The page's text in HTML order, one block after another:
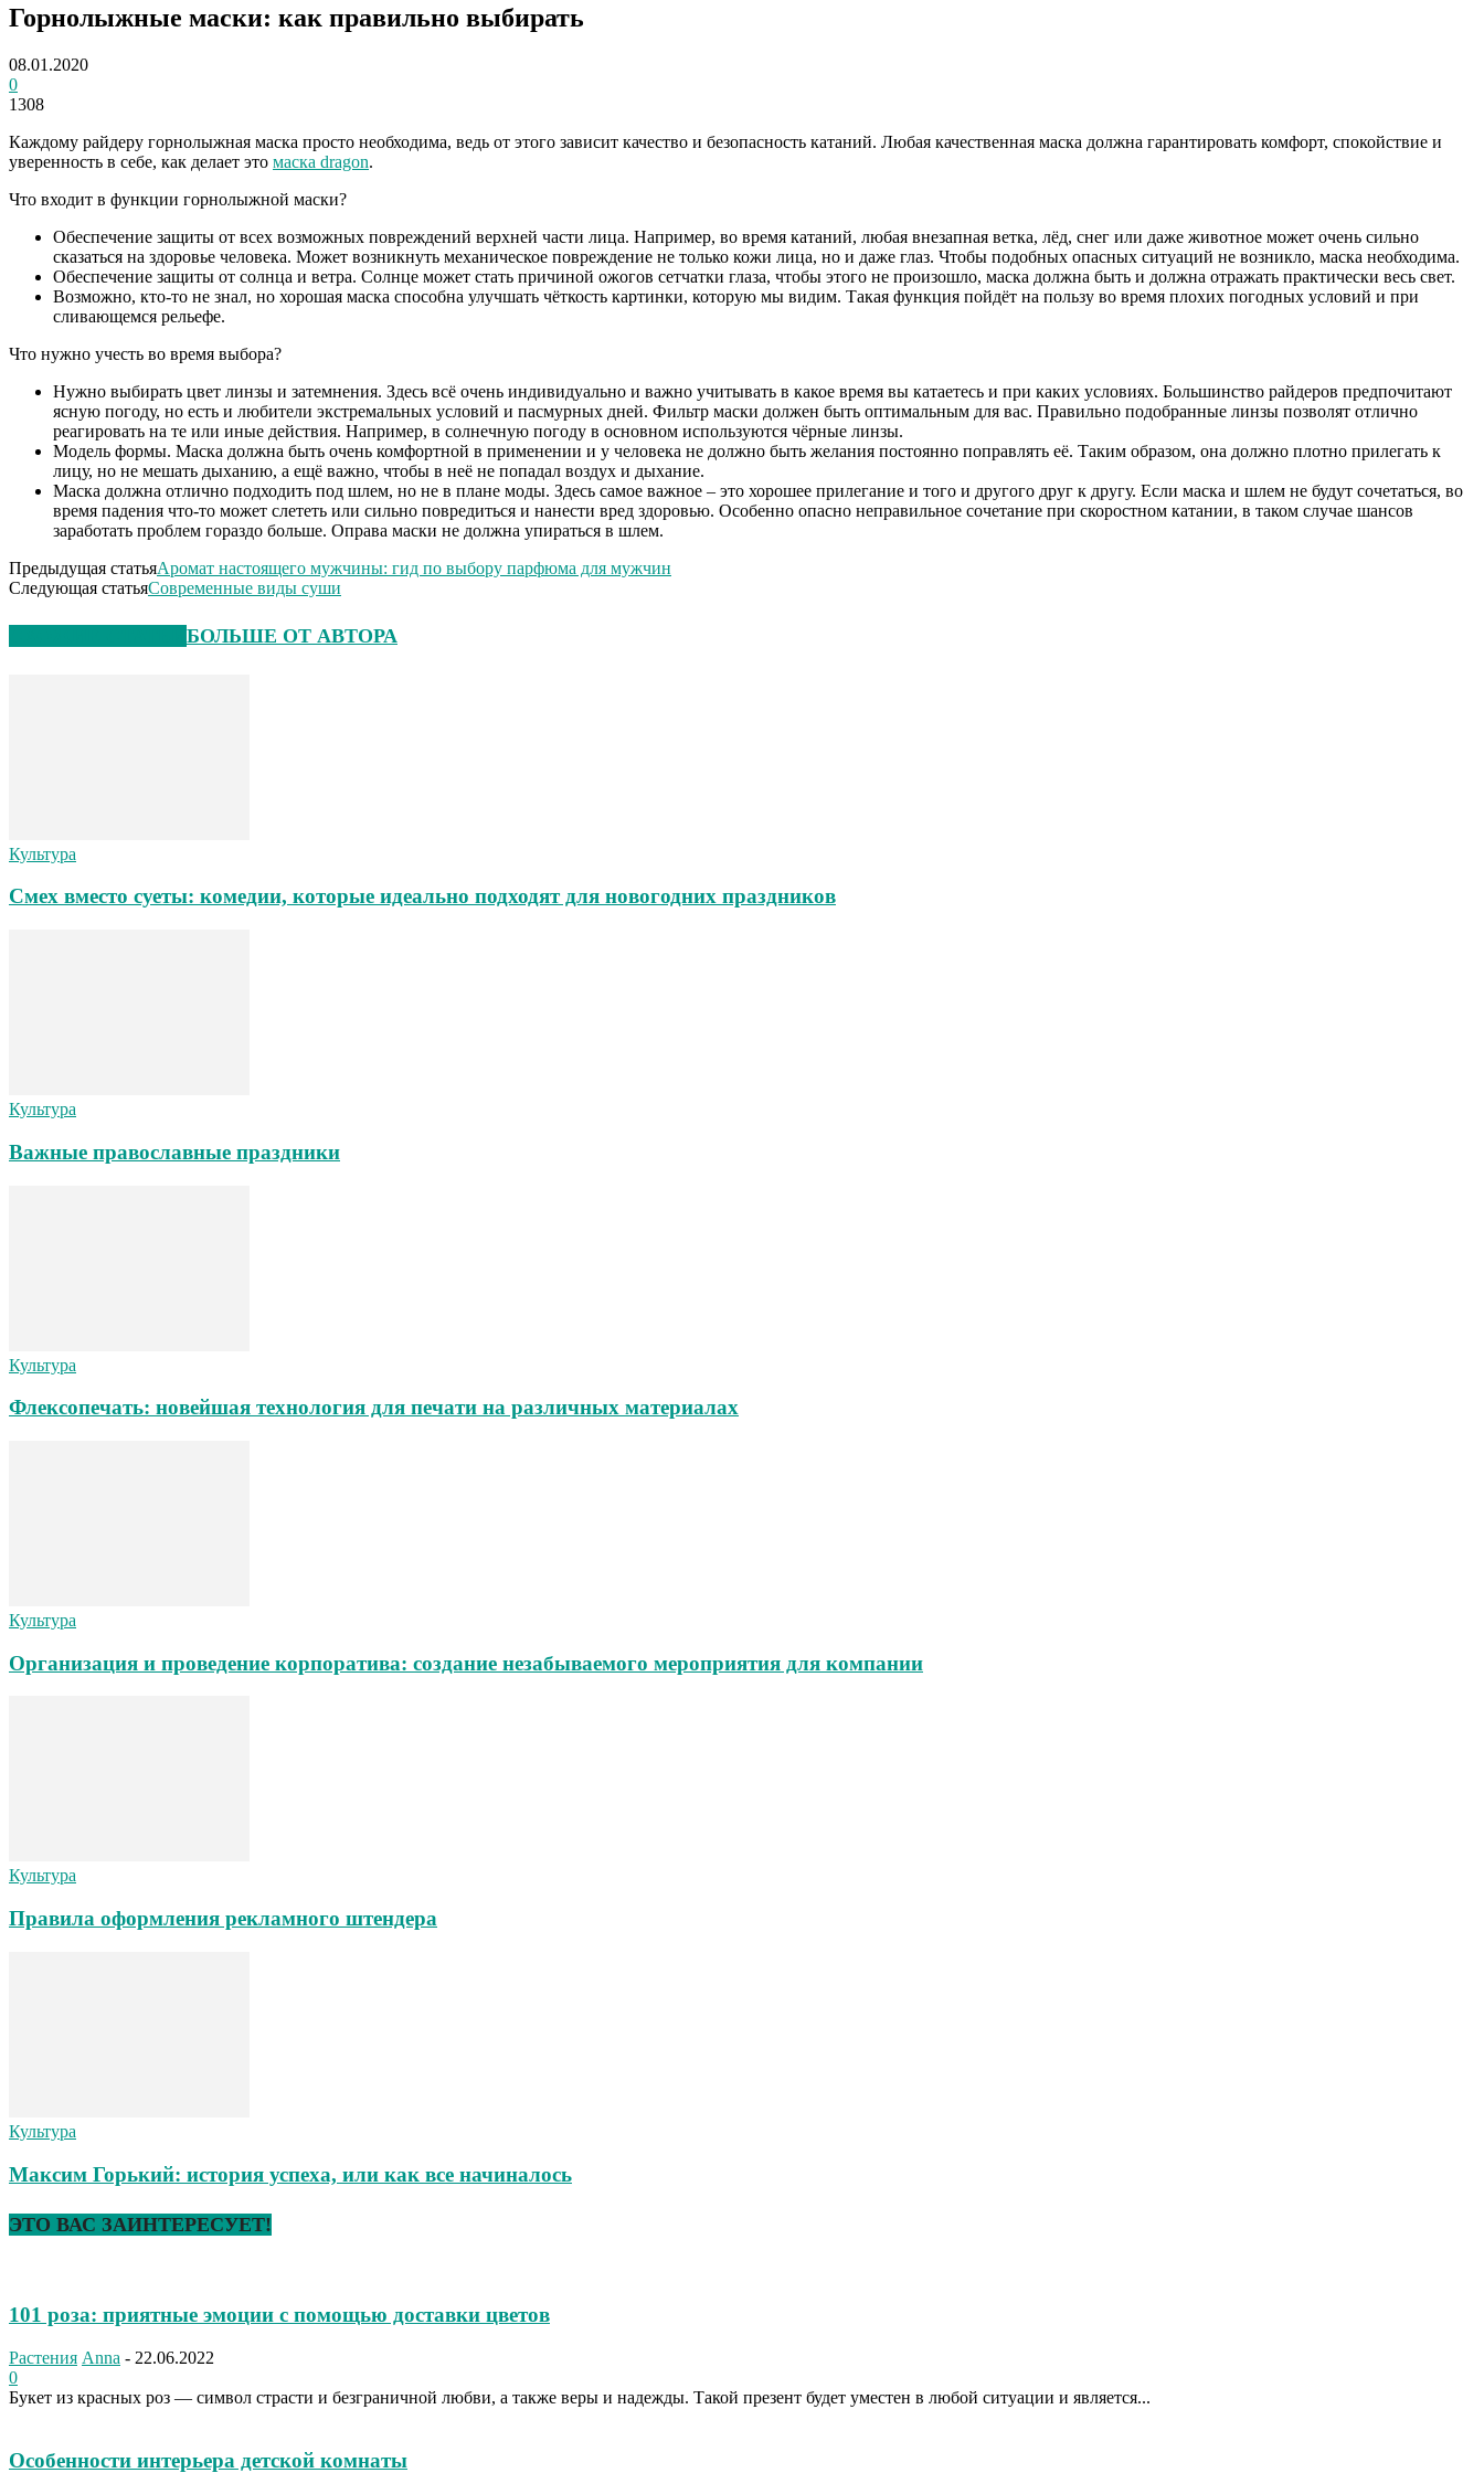
Горнолыжные маски: как правильно выбирать
08.01.2020
0
1308
Каждому райдеру горнолыжная маска просто необходима, ведь от этого зависит качество и безопасность катаний. Любая качественная маска должна гарантировать комфорт, спокойствие и
уверенность в себе, как делает это маска dragon.
Что входит в функции горнолыжной маски?
Обеспечение защиты от всех возможных повреждений верхней части лица. Например, во время катаний, любая внезапная ветка, лёд, снег или даже животное может очень сильно
сказаться на здоровье человека. Может возникнуть механическое повреждение не только кожи лица, но и даже глаз. Чтобы подобных опасных ситуаций не возникло, маска необходима.
Обеспечение защиты от солнца и ветра. Солнце может стать причиной ожогов сетчатки глаза, чтобы этого не произошло, маска должна быть и должна отражать практически весь свет.
Возможно, кто-то не знал, но хорошая маска способна улучшать чёткость картинки, которую мы видим. Такая функция пойдёт на пользу во время плохих погодных условий и при
сливающемся рельефе.
Что нужно учесть во время выбора?
Нужно выбирать цвет линзы и затемнения. Здесь всё очень индивидуально и важно учитывать в какое время вы катаетесь и при каких условиях. Большинство райдеров предпочитают
ясную погоду, но есть и любители экстремальных условий и пасмурных дней. Фильтр маски должен быть оптимальным для вас. Правильно подобранные линзы позволят отлично
реагировать на те или иные действия. Например, в солнечную погоду в основном используются чёрные линзы.
Модель формы. Маска должна быть очень комфортной в применении и у человека не должно быть желания постоянно поправлять её. Таким образом, она должно плотно прилегать к
лицу, но не мешать дыханию, а ещё важно, чтобы в неё не попадал воздух и дыхание.
Маска должна отлично подходить под шлем, но не в плане моды. Здесь самое важное – это хорошее прилегание и того и другого друг к другу. Если маска и шлем не будут сочетаться, во
время падения что-то может слететь или сильно повредиться и нанести вред здоровью. Особенно опасно неправильное сочетание при скоростном катании, в таком случае шансов
заработать проблем гораздо больше. Оправа маски не должна упираться в шлем.
Предыдущая статьяАромат настоящего мужчины: гид по выбору парфюма для мужчин
Следующая статьяСовременные виды суши
БОЛЬШЕ ОТ АВТОРА
Культура
Смех вместо суеты: комедии, которые идеально подходят для новогодних праздников
Культура
Важные православные праздники
Культура
Флексопечать: новейшая технология для печати на различных материалах
Культура
Организация и проведение корпоратива: создание незабываемого мероприятия для компании
Культура
Правила оформления рекламного штендера
Культура
Максим Горький: история успеха, или как все начиналось
ЭТО ВАС ЗАИНТЕРЕСУЕТ!
101 роза: приятные эмоции с помощью доставки цветов
Растения Anna - 22.06.2022
0
Букет из красных роз — символ страсти и безграничной любви, а также веры и надежды. Такой презент будет уместен в любой ситуации и является...
Особенности интерьера детской комнаты